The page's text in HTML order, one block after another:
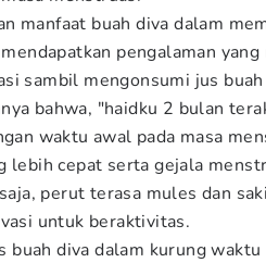
manfaat buah diva dalam
pengalaman yang
sambil mengonsumi jus
bahwa, "haidku 2 bulan
waktu awal pada masa
lebih cepat serta gejala
perut terasa mules dan
untuk beraktivitas.
buah diva dalam kurung